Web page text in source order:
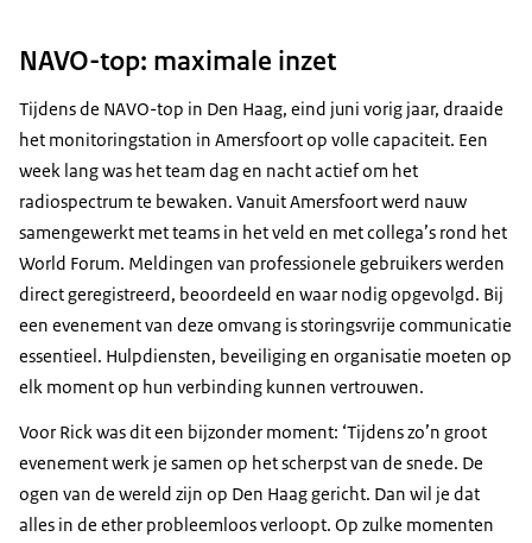
NAVO-top: maximale inzet
Tijdens de NAVO-top in Den Haag, eind juni vorig jaar, draaide
het monitoringstation in Amersfoort op volle capaciteit. Een
week lang was het team dag en nacht actief om het
radiospectrum te bewaken. Vanuit Amersfoort werd nauw
samengewerkt met teams in het veld en met collega’s rond het
World Forum. Meldingen van professionele gebruikers werden
direct geregistreerd, beoordeeld en waar nodig opgevolgd. Bij
een evenement van deze omvang is storingsvrije communicatie
essentieel. Hulpdiensten, beveiliging en organisatie moeten op
elk moment op hun verbinding kunnen vertrouwen.
Voor Rick was dit een bijzonder moment: ‘Tijdens zo’n groot
evenement werk je samen op het scherpst van de snede. De
ogen van de wereld zijn op Den Haag gericht. Dan wil je dat
alles in de ether probleemloos verloopt. Op zulke momenten